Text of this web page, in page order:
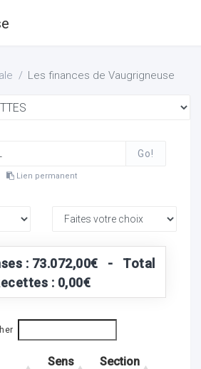
Les finances de Vaugrigneuse
Go!
Lien permanent
: 73.072,00€ - Total
: 0,00€
Sens
Section